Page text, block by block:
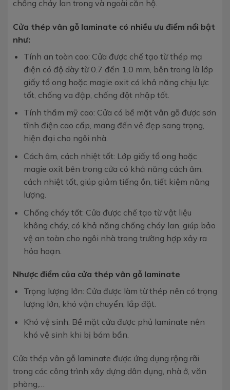
chống cháy lan trong và ngoài căn hộ.
Cửa thép vân gỗ laminate có nhiều ưu điểm nổi bật
như:
Tính an toàn cao: Cửa được chế tạo từ thép mạ
điện có độ dày từ 0.7 đến 1.0 mm, bên trong là lớp
giấy tổ ong hoặc magie oxit có khả năng chịu lực
tốt, chống va đập, chống đột nhập tốt.
Tính thẩm mỹ cao: Cửa có bề mặt vân gỗ được sơn
tĩnh điện cao cấp, mang đến vẻ đẹp sang trọng,
hiện đại cho ngôi nhà.
Cách âm, cách nhiệt tốt: Lớp giấy tổ ong hoặc
magie oxit bên trong cửa có khả năng cách âm,
cách nhiệt tốt, giúp giảm tiếng ồn, tiết kiệm năng
lượng.
Chống cháy tốt: Cửa được chế tạo từ vật liệu
không cháy, có khả năng chống cháy lan, giúp bảo
vệ an toàn cho ngôi nhà trong trường hợp xảy ra
hỏa hoạn.
Nhược điểm của cửa thép vân gỗ laminate
Trọng lượng lớn: Cửa được làm từ thép nên có trọng
lượng lớn, khó vận chuyển, lắp đặt.
Khó vệ sinh: Bề mặt cửa được phủ laminate nên
khó vệ sinh khi bị bám bẩn.
Cửa thép vân gỗ laminate được ứng dụng rộng rãi
trong các công trình xây dựng dân dụng, nhà ở, văn
phòng,…